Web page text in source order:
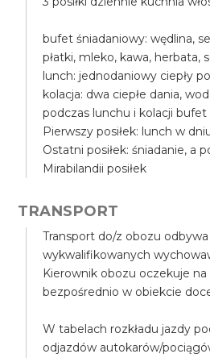
bufet śniadaniowy: wędlina,
płatki, mleko, kawa, herbata,
lunch: jednodaniowy ciepły
kolacja: dwa ciepłe dania,
podczas lunchu i kolacji bufet
Pierwszy posiłek: lunch w
Ostatni posiłek: śniadanie, a
Mirabilandii posiłek
TRANSPORT
Transport do/z obozu
wykwalifikowanych
Kierownik obozu oczekuje
bezpośrednio w obiekcie
W tabelach rozkładu jazdy
odjazdów autokarów/